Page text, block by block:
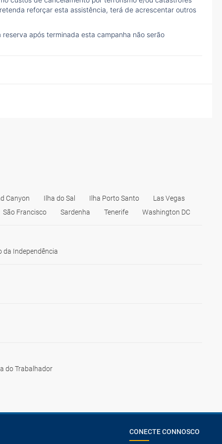
reforçar esta assistência, terá de acrescentar outros
após terminada esta campanha não serão
Canyon Ilha do Sal Ilha Porto Santo
Las Vegas
São Francisco Sardenha Tenerife Washington DC
da Independência
do Trabalhador
CONECTE CONNOSCO